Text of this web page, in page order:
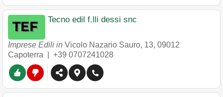
Tecno edil f.lli dessi snc
Imprese Edili in Vicolo Nazario Sauro, 13, 09012
Capoterra
+39 0707241028